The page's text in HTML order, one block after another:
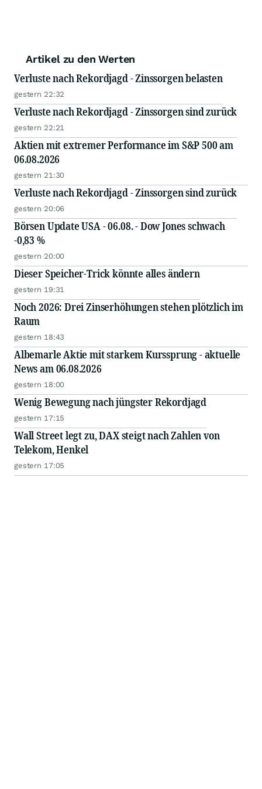
Artikel zu den Werten
Verluste nach Rekordjagd - Zinssorgen belasten
gestern 22:32
Verluste nach Rekordjagd - Zinssorgen sind zurück
gestern 22:21
Aktien mit extremer Performance im S&P 500 am
06.08.2026
gestern 21:30
Verluste nach Rekordjagd - Zinssorgen sind zurück
gestern 20:06
Börsen Update USA - 06.08. - Dow Jones schwach
-0,83 %
gestern 20:00
Dieser Speicher-Trick könnte alles ändern
gestern 19:31
Noch 2026: Drei Zinserhöhungen stehen plötzlich im
Raum
gestern 18:43
Albemarle Aktie mit starkem Kurssprung - aktuelle
News am 06.08.2026
gestern 18:00
Wenig Bewegung nach jüngster Rekordjagd
gestern 17:15
Wall Street legt zu, DAX steigt nach Zahlen von
Telekom, Henkel
gestern 17:05